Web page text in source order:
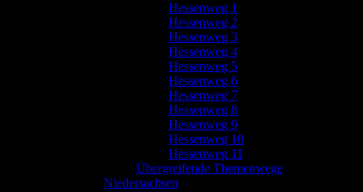
Hessenweg 1
Hessenweg 2
Hessenweg 3
Hessenweg 4
Hessenweg 5
Hessenweg 6
Hessenweg 7
Hessenweg 8
Hessenweg 9
Hessenweg 10
Hessenweg 11
Übergreifende Themenwege
Niedersachsen